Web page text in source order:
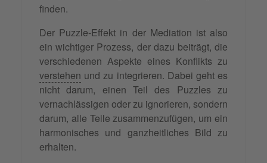
finden.
Der Puzzle-Effekt in der Mediation ist also
ein wichtiger Prozess, der dazu beiträgt, die
verschiedenen Aspekte eines Konflikts zu
verstehen und zu integrieren. Dabei geht es
nicht darum, einen Teil des Puzzles zu
vernachlässigen oder zu ignorieren, sondern
darum, alle Teile zusammenzufügen, um ein
harmonisches und ganzheitliches Bild zu
erhalten.